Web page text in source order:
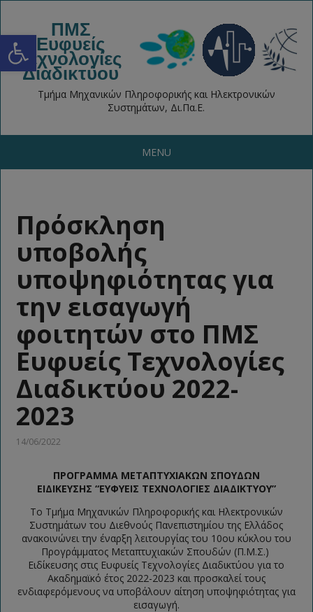
Open toolbar ΠΜΣ
Ευφυείς
Τεχνολογίες
Διαδικτύου
Τμήμα Μηχανικών Πληροφορικής και Ηλεκτρονικών
Συστημάτων, Δι.Πα.Ε.
MENU
Πρόσκληση
υποβολής
υποψηφιότητας για
την εισαγωγή
φοιτητών στο ΠΜΣ
Ευφυείς Τεχνολογίες
Διαδικτύου 2022-
2023
14/06/2022
ΠΡΟΓΡΑΜΜΑ ΜΕΤΑΠΤΥΧΙΑΚΩΝ ΣΠΟΥΔΩΝ
ΕΙΔΙΚΕΥΣΗΣ “ΕΥΦΥΕΙΣ ΤΕΧΝΟΛΟΓΙΕΣ ΔΙΑΔΙΚΤΥΟΥ”
Το Τμήμα Μηχανικών Πληροφορικής και Ηλεκτρονικών
Συστημάτων του Διεθνούς Πανεπιστημίου της Ελλάδος
ανακοινώνει την έναρξη λειτουργίας του 10ου κύκλου του
Προγράμματος Μεταπτυχιακών Σπουδών (Π.Μ.Σ.)
Ειδίκευσης στις Ευφυείς Τεχνολογίες Διαδικτύου για το
Ακαδημαϊκό έτος 2022-2023 και προσκαλεί τους
ενδιαφερόμενους να υποβάλουν αίτηση υποψηφιότητας για
εισαγωγή.